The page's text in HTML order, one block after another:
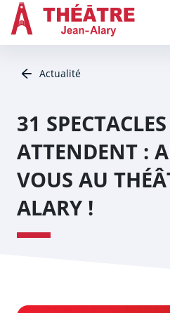
Aller au contenu
Aller au menu
Navigation
Actualité
31
ATTENDENT :
VOUS AU
ALARY !
Panneau de gestion des cookies